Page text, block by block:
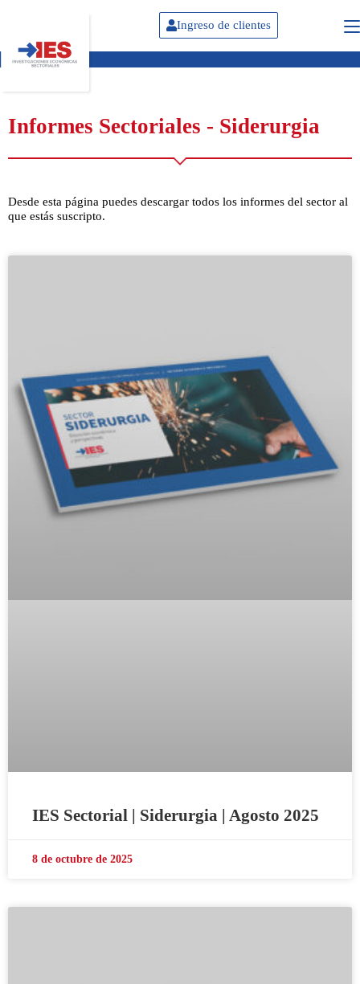
Ingreso de clientes
Informes Sectoriales - Siderurgia
Desde esta página puedes descargar todos los informes del sector al
que estás suscripto.
IES Sectorial | Siderurgia | Agosto 2025
8 de octubre de 2025